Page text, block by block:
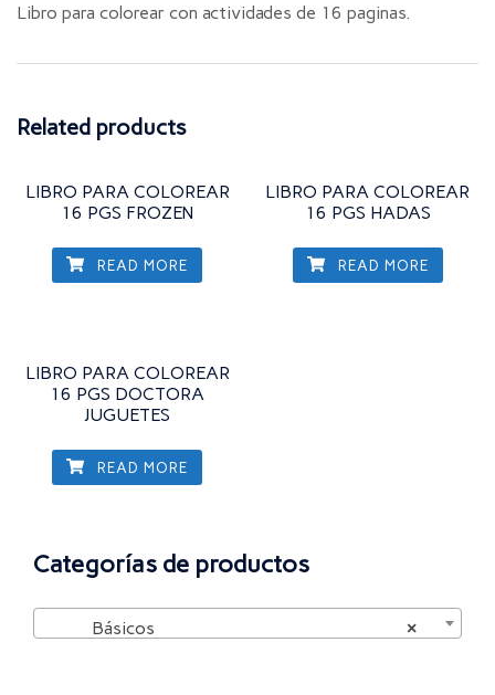
Libro para colorear con actividades de 16 paginas.
Related products
LIBRO PARA COLOREAR
16 PGS FROZEN
READ MORE
LIBRO PARA COLOREAR
16 PGS HADAS
READ MORE
LIBRO PARA COLOREAR
16 PGS DOCTORA
JUGUETES
READ MORE
Categorías de productos
×
Básicos